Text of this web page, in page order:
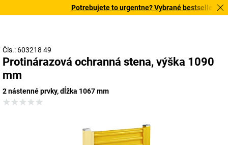
Potrebujete to urgentne? Vybrané bestsellery
Čís.: 603218 49
Protinárazová ochranná stena, výška 1090
mm
2 nástenné prvky, dĺžka 1067 mm